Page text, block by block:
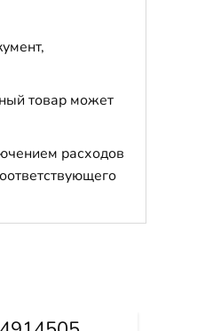
товар может
расходов